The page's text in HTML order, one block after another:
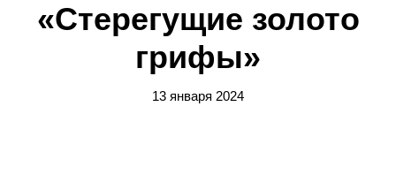
«Стерегущие золото
грифы»
13 января 2024